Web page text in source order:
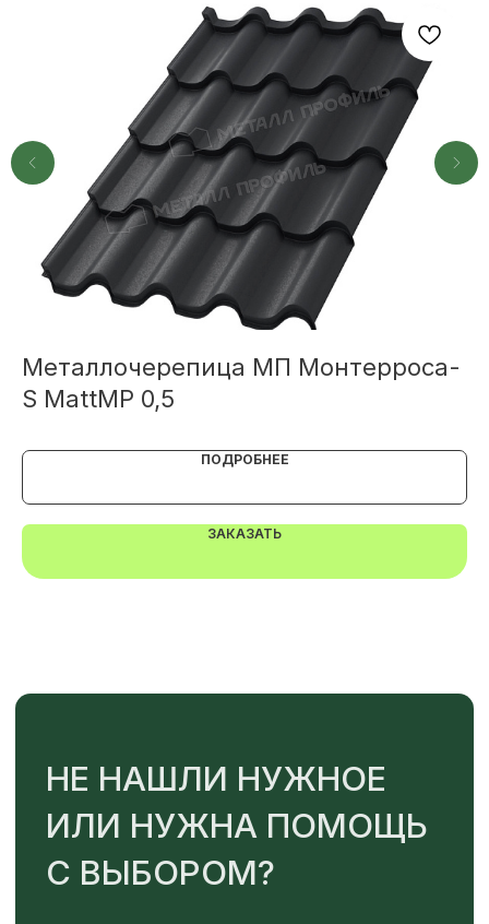
Металлочерепица МП Монтерроса-
S MattMP 0,5
ПОДРОБНЕЕ
ЗАКАЗАТЬ
Или напишите нам напрямую
MAX
TELEGRAM